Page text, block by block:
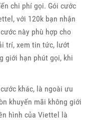
chi phí gọi. Gói cước
với 120k bạn nhận
này phù hợp cho
trí, xem tin tức, lướt
giới hạn phút gọi, khi
khác, là ngoài ưu
khuyến mãi không giới
hình của Viettel là